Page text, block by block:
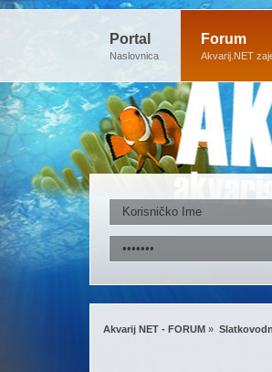
Portal
Naslovnica
Forum
Akvarij.NET
Akvarij NET - FORUM »